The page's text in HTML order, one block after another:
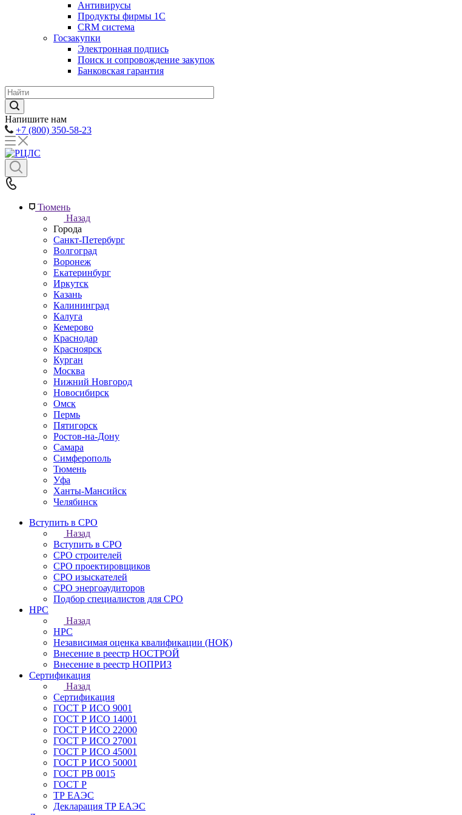
Антивирусы
Продукты фирмы 1C
CRM система
Госзакупки
Электронная подпись
Поиск и сопровождение закупок
Банковская гарантия
Напишите нам
+7 (800) 350-58-23
Тюмень
Назад
Города
Санкт-Петербург
Волгоград
Воронеж
Екатеринбург
Иркутск
Казань
Калининград
Калуга
Кемерово
Краснодар
Красноярск
Курган
Москва
Нижний Новгород
Новосибирск
Омск
Пермь
Пятигорск
Ростов-на-Дону
Самара
Симферополь
Тюмень
Уфа
Ханты-Мансийск
Челябинск
Вступить в СРО
Назад
Вступить в СРО
СРО строителей
СРО проектировщиков
СРО изыскателей
СРО энергоаудиторов
Подбор специалистов для СРО
НРС
Назад
НРС
Независимая оценка квалификации (НОК)
Внесение в реестр НОСТРОЙ
Внесение в реестр НОПРИЗ
Сертификация
Назад
Сертификация
ГОСТ Р ИСО 9001
ГОСТ Р ИСО 14001
ГОСТ Р ИСО 22000
ГОСТ Р ИСО 27001
ГОСТ Р ИСО 45001
ГОСТ Р ИСО 50001
ГОСТ РВ 0015
ГОСТ Р
ТР ЕАЭС
Декларация ТР ЕАЭС